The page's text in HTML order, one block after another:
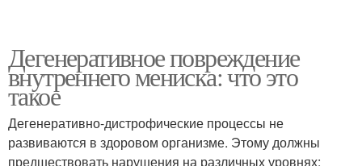
Дегенеративное повреждение
внутреннего мениска: что это
такое
Дегенеративно-дистрофические процессы не
развиваются в здоровом организме. Этому должны
предшествовать нарушения на различных уровнях: